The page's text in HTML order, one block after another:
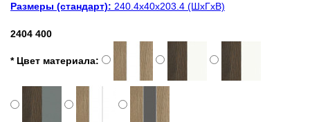
Размеры (стандарт): 240.4x40x203.4 (ШхГхВ)
2404 400
* Цвет материала: